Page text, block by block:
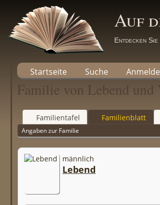
Auf
Entdecken
Startseite Suche
Familie von Lebend und
Familientafel Familienblatt
Angaben zur Familie
männlich
Lebend